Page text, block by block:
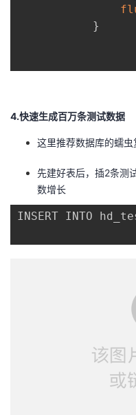
}
4.快速生成百万条测试数据
这里推荐数据库的蠕虫
先建好表后，插2条测
数增长
INSERT INTO